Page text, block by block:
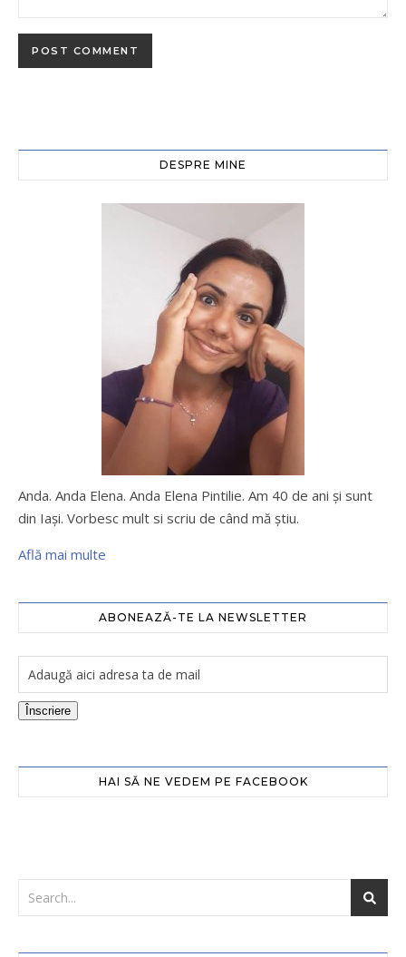
DESPRE MINE
Anda. Anda Elena. Anda Elena Pintilie. Am 40 de ani şi sunt
din Iaşi. Vorbesc mult si scriu de când mă ştiu.
Află mai multe
ABONEAZĂ-TE LA NEWSLETTER
Înscriere
HAI SĂ NE VEDEM PE FACEBOOK